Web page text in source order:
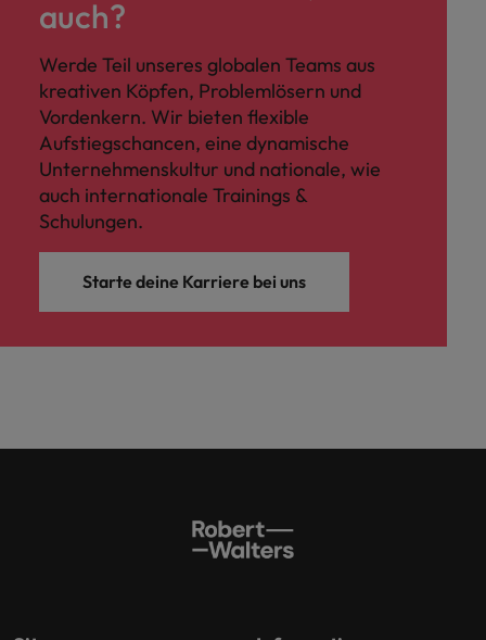
auch?
Werde Teil unseres globalen Teams aus
kreativen Köpfen, Problemlösern und
Vordenkern. Wir bieten flexible
Aufstiegschancen, eine dynamische
Unternehmenskultur und nationale, wie
auch internationale Trainings &
Schulungen.
Starte deine Karriere bei uns